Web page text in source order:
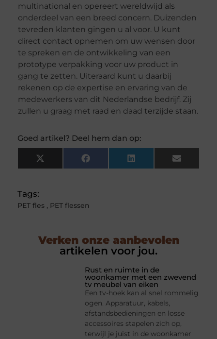
multinational en opereert wereldwijd als
onderdeel van een breed concern. Duizenden
tevreden klanten gingen u al voor. U kunt
direct contact opnemen om uw wensen door
te spreken en de ontwikkeling van een
prototype verpakking voor uw product in
gang te zetten. Uiteraard kunt u daarbij
rekenen op de expertise en ervaring van de
medewerkers van dit Nederlandse bedrijf. Zij
zullen u graag met raad en daad terzijde staan.
Goed artikel? Deel hem dan op:
X
(Twitter)
Facebook LinkedIn Email
Tags:
PET fles, PET flessen
Verken onze aanbevolen
artikelen voor jou.
Rust en ruimte in de
woonkamer met een zwevend
tv meubel van eiken
Een tv-hoek kan al snel rommelig
ogen. Apparatuur, kabels,
afstandsbedieningen en losse
accessoires stapelen zich op,
terwijl je juist in de woonkamer